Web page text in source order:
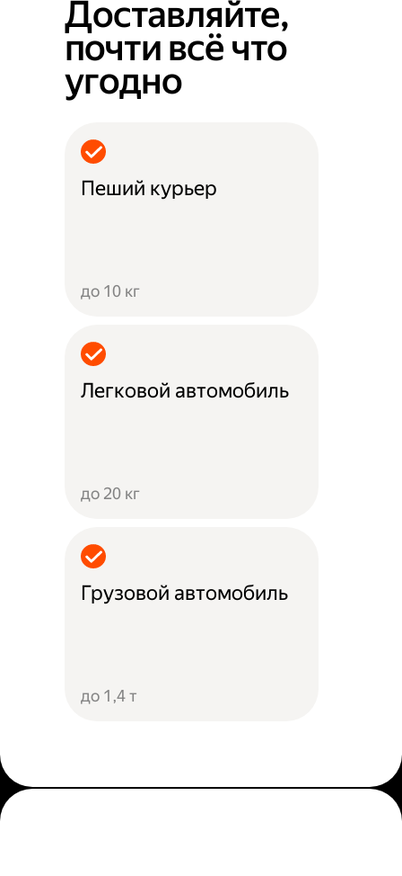
Доставляйте,
почти всё что
угодно
Пеший курьер
до 10 кг
Легковой автомобиль
до 20 кг
Грузовой автомобиль
до 1,4 т